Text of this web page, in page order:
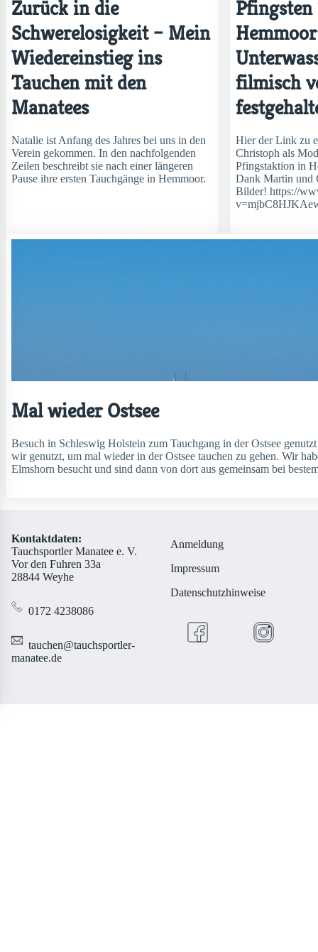
Zurück in die
Schwerelosigkeit – Mein
Wiedereinstieg ins
Tauchen mit den
Manatees
Natalie ist Anfang des Jahres bei uns in den
Verein gekommen. In den nachfolgenden
Zeilen beschreibt sie nach einer längeren
Pause ihre ersten Tauchgänge in Hemmoor.
filmisch
Hier der Link zu
Christoph als
Pfingstaktion in
Dank Martin und
Bilder! https://
Mal wieder Ostsee
Besuch in Schleswig Holstein zum Tauchgang in der Ostsee
wir genutzt, um mal wieder in der Ostsee tauchen zu gehen. Wir
Elmshorn besucht und sind dann von dort aus gemeinsam bei
Kontaktdaten:
Tauchsportler Manatee e. V.
Vor den Fuhren 33a
28844 Weyhe
0172 4238086
tauchen@tauchsportler-
manatee.de
Anmeldung
Impressum
Datenschutzhinweise